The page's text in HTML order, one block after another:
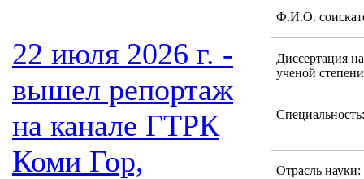
22 июля 2026 г. -
вышел репортаж
на канале ГТРК
Коми Гор,
Ф.И.О.
Диссертация
ученой
Отрасль науки: